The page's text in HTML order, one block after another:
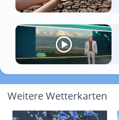
Weitere Wetterkarten